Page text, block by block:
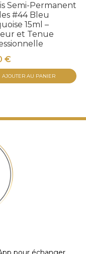
Semi-Permanent
#44 Bleu
15ml –
et Tenue
€
AJOUTER AU PANIER